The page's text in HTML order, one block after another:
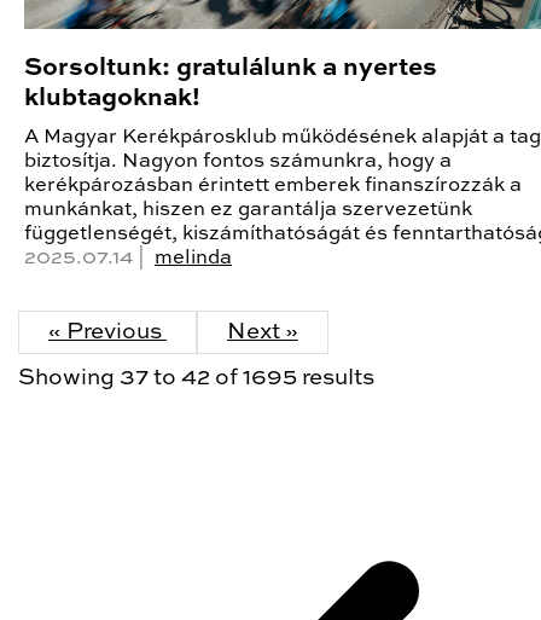
Sorsoltunk: gratulálunk a nyertes
klubtagoknak!
A Magyar Kerékpárosklub működésének alapját a
biztosítja. Nagyon fontos számunkra, hogy a
kerékpározásban érintett emberek finanszírozzák a
munkánkat, hiszen ez garantálja szervezetünk
függetlenségét, kiszámíthatóságát és
2025.07.14 | melinda
« Previous Next »
Showing 37 to 42 of 1695 results